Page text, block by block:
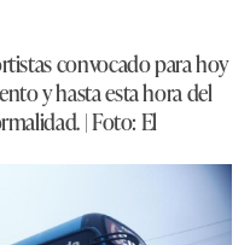
convocado para hoy
y hasta esta hora del
| Foto: El